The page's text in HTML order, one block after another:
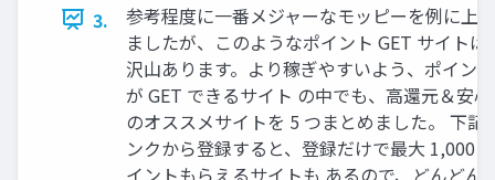
3.
参考程度に一番メジャーなモッピーを例に上げ
ましたが、このようなポイント GET サイトは
沢山あります。より稼ぎやすいよう、ポイント
が GET できるサイト の中でも、高還元＆安心
のオススメサイトを 5 つまとめました。 下記
ンクから登録すると、登録だけで最大 1,000
イントもらえるサイトも あるので、どんどん